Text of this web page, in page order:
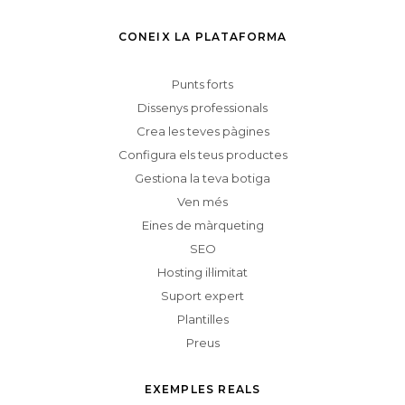
CONEIX LA PLATAFORMA
Punts forts
Dissenys professionals
Crea les teves pàgines
Configura els teus productes
Gestiona la teva botiga
Ven més
Eines de màrqueting
SEO
Hosting il·limitat
Suport expert
Plantilles
Preus
EXEMPLES REALS